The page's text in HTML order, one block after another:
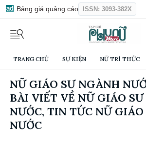
Bảng giá quảng cáo ISSN: 3093-382X
TRANG CHỦ SỰ KIỆN NỮ TRÍ THỨC
NỮ GIÁO SƯ NGÀNH
BÀI VIẾT VỀ NỮ GIÁO
NƯỚC, TIN TỨC NỮ
NƯỚC